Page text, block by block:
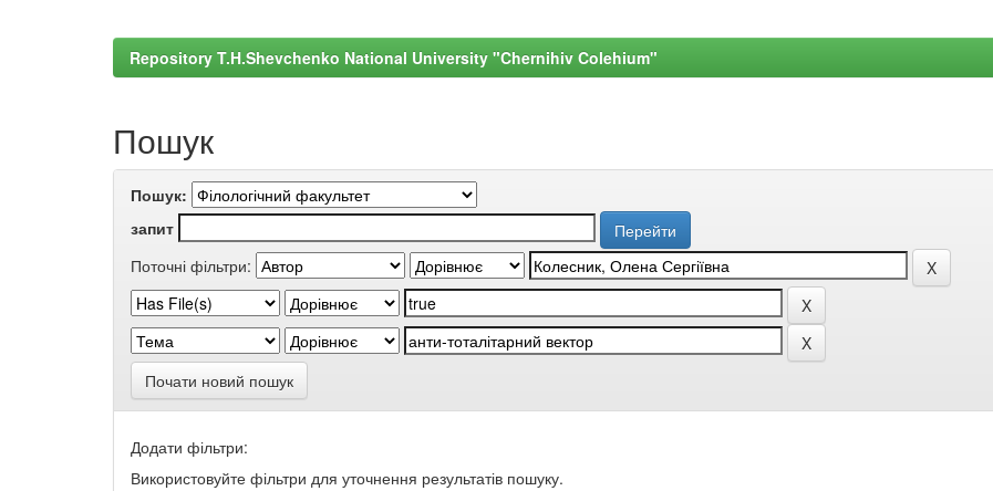
Repository T.H.Shevchenko National University "Chernihiv Colehium"
Пошук
Пошук:
запит
Поточні фільтри:
Почати новий пошук
Додати фільтри:
Використовуйте фільтри для уточнення результатів пошуку.